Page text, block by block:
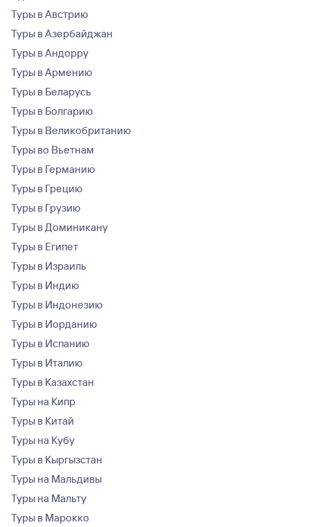
Туры в Австрию
Туры в Азербайджан
Туры в Андорру
Туры в Армению
Туры в Беларусь
Туры в Болгарию
Туры в Великобританию
Туры во Вьетнам
Туры в Германию
Туры в Грецию
Туры в Грузию
Туры в Доминикану
Туры в Египет
Туры в Израиль
Туры в Индию
Туры в Индонезию
Туры в Иорданию
Туры в Испанию
Туры в Италию
Туры в Казахстан
Туры на Кипр
Туры в Китай
Туры на Кубу
Туры в Кыргызстан
Туры на Мальдивы
Туры на Мальту
Туры в Марокко